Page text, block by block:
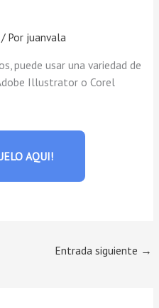
Por juanvala
puede usar una variedad de
Illustrator o Corel
AQUI!
Entrada siguiente →